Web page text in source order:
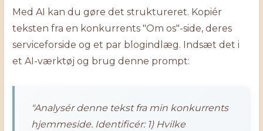
Med AI kan du gøre det struktureret. Kopiér
teksten fra en konkurrents "Om os"-side, deres
serviceforside og et par blogindlæg. Indsæt det i
et AI-værktøj og brug denne prompt:
"Analysér denne tekst fra min konkurrents
hjemmeside. Identificér: 1) Hvilke